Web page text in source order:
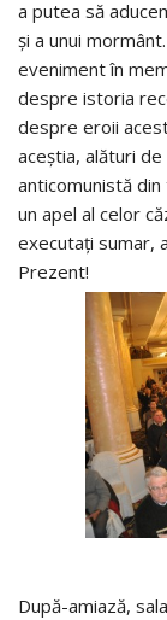
a putea să
și a unui
eveniment în
despre istoria
despre eroii
aceștia, alături
anticomunistă
un apel al celor
executaţi sumar,
Prezent!
După-amiază,